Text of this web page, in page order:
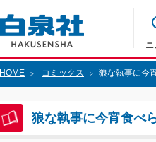
ニ
HOME > コミックス > 狼な執事に今
狼な執事に今宵食べ